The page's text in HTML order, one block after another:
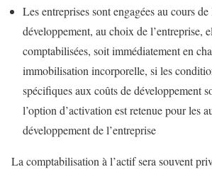
Les entreprises sont engagées au cours de
développement, au choix de l’entreprise,
comptabilisées, soit immédiatement en
immobilisation incorporelle, si les
spécifiques aux coûts de développement
l’option d’activation est retenue pour les
développement de l’entreprise
La comptabilisation à l’actif sera souvent